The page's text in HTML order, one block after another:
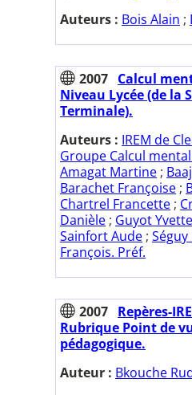
Auteurs : Bois Alain ;
2007 Calcul
Niveau Lycée (de la
Terminale).
Auteurs : IREM de
Groupe Calcul
Amagat Martine ;
Barachet Françoise ;
Chartrel Francette ;
Danièle ; Guyot Yvette
Sainfort Aude ;
François. Préf.
2007 Repères-
Rubrique Point de
pédagogique.
Auteur : Bkouche